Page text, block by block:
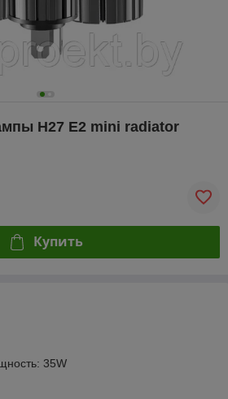
H27 E2 mini radiator
Купить
35W